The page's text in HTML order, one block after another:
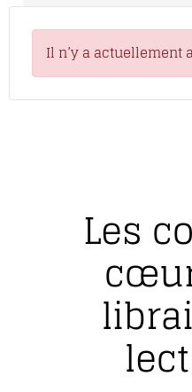
Il n’y a actuellement
Les